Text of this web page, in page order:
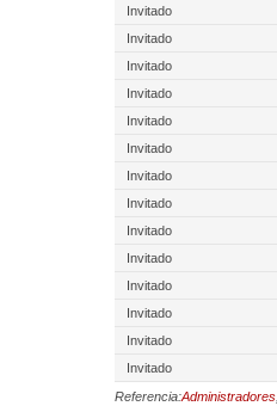
Invitado
Invitado
Invitado
Invitado
Invitado
Invitado
Invitado
Invitado
Invitado
Invitado
Invitado
Invitado
Invitado
Invitado
Referencia:Administradores